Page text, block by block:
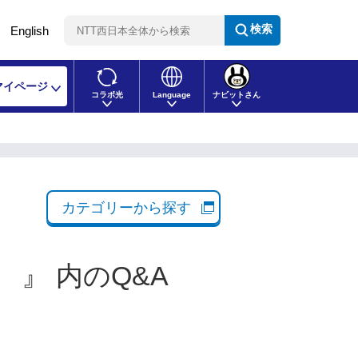
English 検索
イページ
コラボ光 Language ナビットさん
カテゴリーから探す
』 内のQ&A